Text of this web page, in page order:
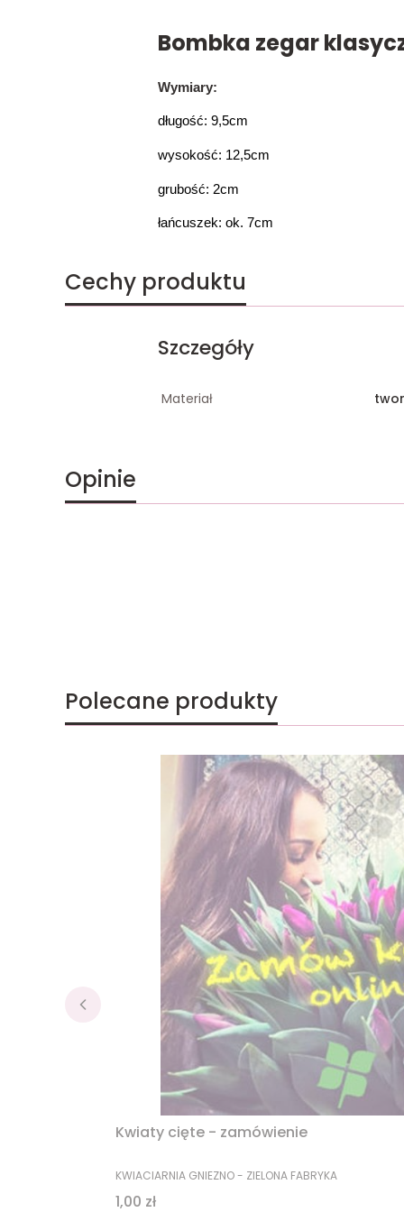
Bombka zegar
Wymiary:
długość: 9,5cm
wysokość: 12,5cm
grubość: 2cm
łańcuszek: ok. 7cm
Cechy produktu
Szczegóły
Materiał
Opinie
Polecane produkty
Kwiaty cięte - zamówienie
PRODUCENT
KWIACIARNIA GNIEZNO - ZIELONA FABRYKA
Cena
1,00 zł